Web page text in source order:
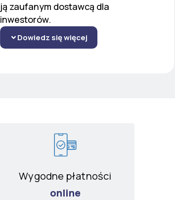
ją zaufanym dostawcą dla
inwestorów.
Dowiedz się więcej
Wygodne płatności
online